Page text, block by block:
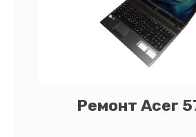
Ремонт Acer